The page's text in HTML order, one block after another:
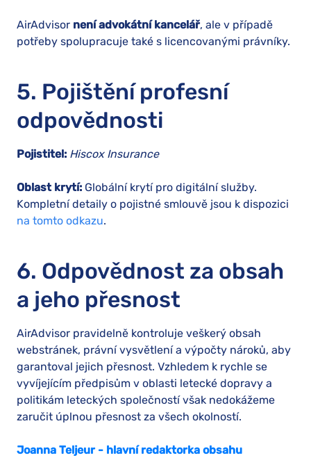
AirAdvisor není advokátní kancelář, ale v případě
potřeby spolupracuje také s licencovanými právníky.
5. Pojištění profesní
odpovědnosti
Pojistitel: Hiscox Insurance
Oblast krytí: Globální krytí pro digitální služby.
Kompletní detaily o pojistné smlouvě jsou k dispozici
na tomto odkazu.
6. Odpovědnost za obsah
a jeho přesnost
AirAdvisor pravidelně kontroluje veškerý obsah
webstránek, právní vysvětlení a výpočty nároků, aby
garantoval jejich přesnost. Vzhledem k rychle se
vyvíjejícím předpisům v oblasti letecké dopravy a
politikám leteckých společností však nedokážeme
zaručit úplnou přesnost za všech okolností.
Joanna Teljeur - hlavní redaktorka obsahu